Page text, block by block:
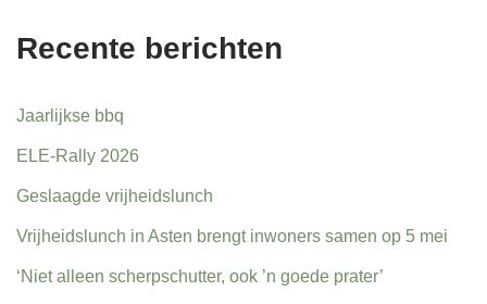
Recente berichten
Jaarlijkse bbq
ELE-Rally 2026
Geslaagde vrijheidslunch
Vrijheidslunch in Asten brengt inwoners samen op 5 mei
‘Niet alleen scherpschutter, ook ’n goede prater’